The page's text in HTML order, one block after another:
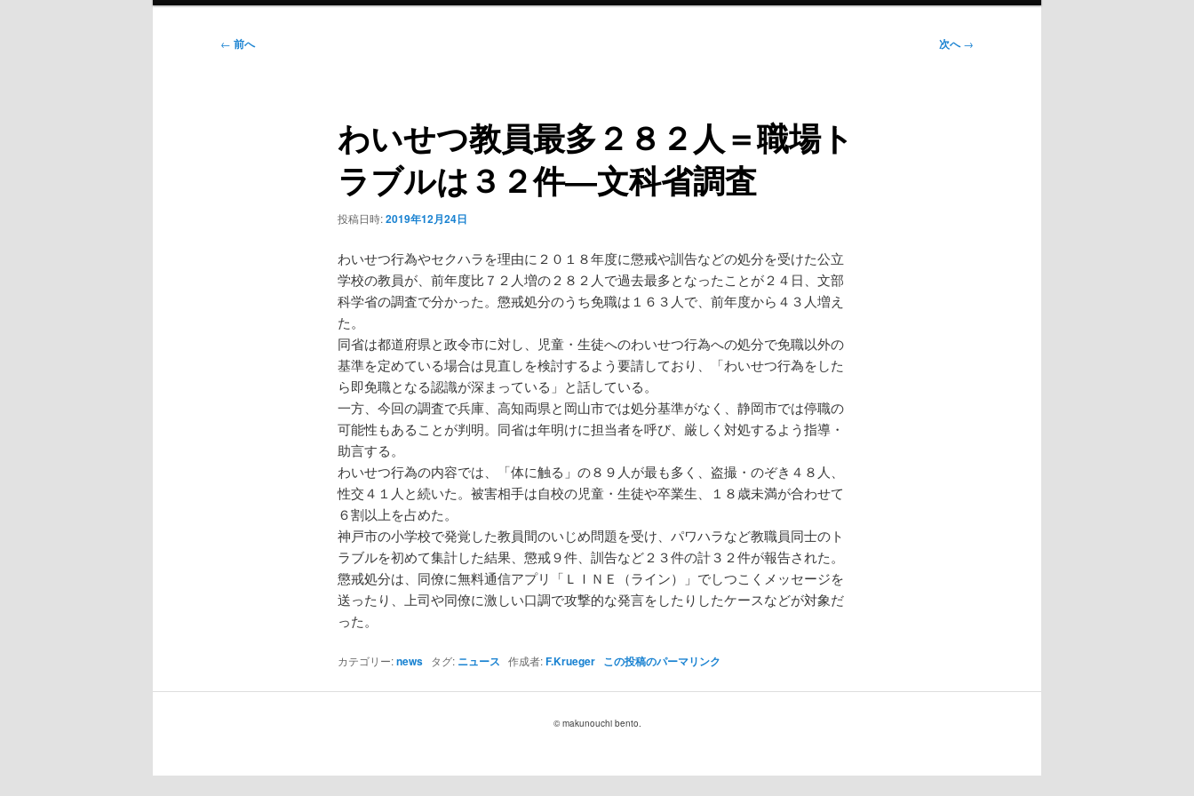
投
← 前へ 次へ→
わいせつ教員最多２８２人＝職場ト
ラブルは３２件―文科省調査
投稿日時:2019年12月24日
わいせつ行為やセクハラを理由に２０１８年度に懲戒や訓告などの処分を受けた公立
学校の教員が、前年度比７２人増の２８２人で過去最多となったことが２４日、文部
科学省の調査で分かった。懲戒処分のうち免職は１６３人で、前年度から４３人増え
た。
同省は都道府県と政令市に対し、児童・生徒へのわいせつ行為への処分で免職以外の
基準を定めている場合は見直しを検討するよう要請しており、「わいせつ行為をした
ら即免職となる認識が深まっている」と話している。
一方、今回の調査で兵庫、高知両県と岡山市では処分基準がなく、静岡市では停職の
可能性もあることが判明。同省は年明けに担当者を呼び、厳しく対処するよう指導・
助言する。
わいせつ行為の内容では、「体に触る」の８９人が最も多く、盗撮・のぞき４８人、
性交４１人と続いた。被害相手は自校の児童・生徒や卒業生、１８歳未満が合わせて
６割以上を占めた。
神戸市の小学校で発覚した教員間のいじめ問題を受け、パワハラなど教職員同士のト
ラブルを初めて集計した結果、懲戒９件、訓告など２３件の計３２件が報告された。
懲戒処分は、同僚に無料通信アプリ「ＬＩＮＥ（ライン）」でしつこくメッセージを
送ったり、上司や同僚に激しい口調で攻撃的な発言をしたりしたケースなどが対象だ
った。
カテゴリー:newsタグ: ニュース 作成者:F.Krueger この投稿のパーマリンク
© makunouchi bento.